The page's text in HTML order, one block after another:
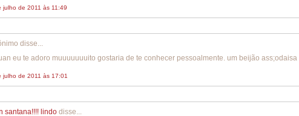
julho de 2011 às 11:49
disse...
eu te adoro muuuuuuuito gostaria de te conhecer pessoalmente. um beijão ass;odaisa
julho de 2011 às 17:01
santana!!!! lindo disse...